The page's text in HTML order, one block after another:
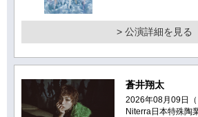
> 公演詳細を見る
蒼井翔太
2026年08月09日（
Niterra日本特殊陶